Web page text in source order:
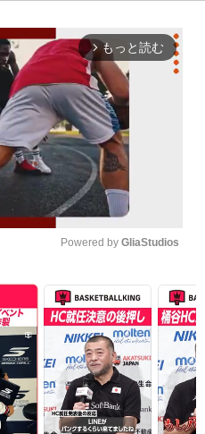
arrow_forward_ios もっと読む
Powered by GliaStudios